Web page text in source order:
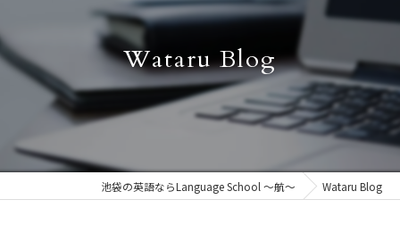
Wataru Blog
池袋の英語ならLanguage School ～航～ Wataru Blog